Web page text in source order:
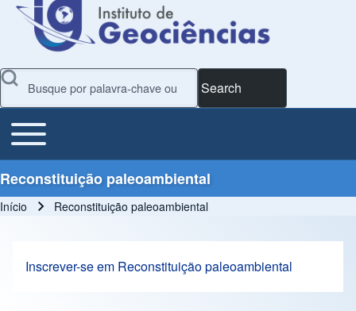
Search
Main Menu
Toggle main menu
Reconstituição paleoambiental
Início Reconstituição paleoambiental
Inscrever-se em Reconstituição paleoambiental